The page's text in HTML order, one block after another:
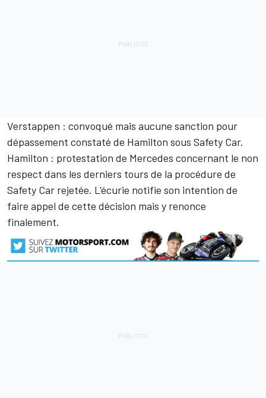
Verstappen : convoqué mais aucune sanction pour
dépassement constaté de Hamilton sous Safety Car.
Hamilton : protestation de Mercedes concernant le non
respect dans les derniers tours de la procédure de
Safety Car rejetée. L'écurie notifie son intention de
faire appel de cette décision mais y renonce
finalement.